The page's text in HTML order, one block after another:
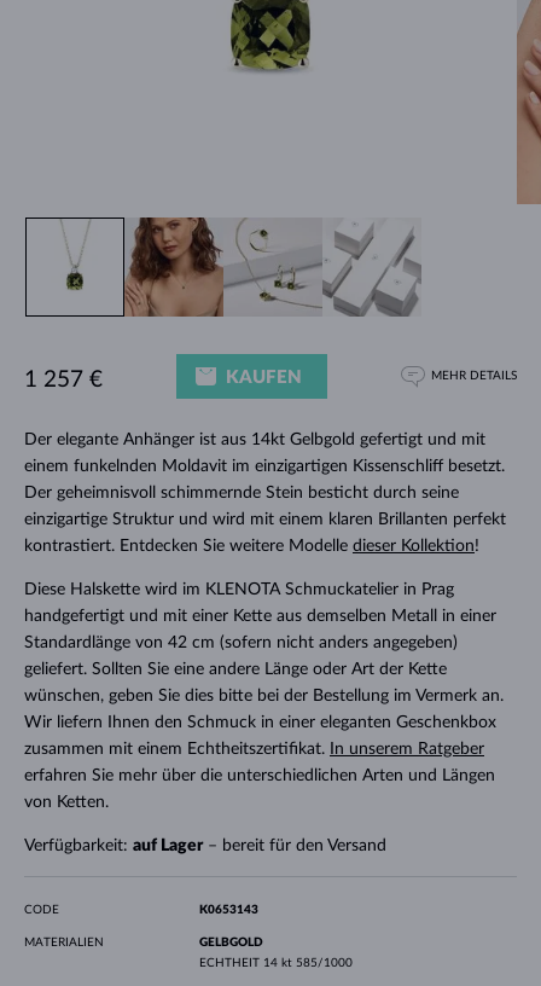
Der elegante Anhänger ist aus 14kt Gelbgold gefertigt und mit
einem funkelnden Moldavit im einzigartigen Kissenschliff besetzt.
Der geheimnisvoll schimmernde Stein besticht durch seine
einzigartige Struktur und wird mit einem klaren Brillanten perfekt
kontrastiert. Entdecken Sie weitere Modelle dieser Kollektion!
Diese Halskette wird im KLENOTA Schmuckatelier in Prag
handgefertigt und mit einer Kette aus demselben Metall in einer
Standardlänge von 42 cm (sofern nicht anders angegeben)
geliefert. Sollten Sie eine andere Länge oder Art der Kette
wünschen, geben Sie dies bitte bei der Bestellung im Vermerk an.
Wir liefern Ihnen den Schmuck in einer eleganten Geschenkbox
zusammen mit einem Echtheitszertifikat.
In unserem Ratgeber
erfahren Sie mehr über die unterschiedlichen Arten und Längen
von Ketten.
Verfügbarkeit: auf Lager– bereit für den Versand
1 257 € KAUFEN MEHR DETAILS
CODE K0653143
MATERIALIEN
GELBGOLD
ECHTHEIT 14 kt 585/1000